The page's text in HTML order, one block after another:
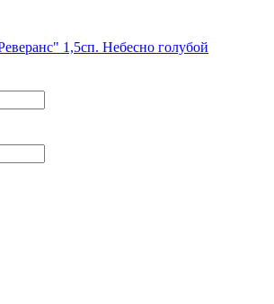
1,5сп. Небесно голубой